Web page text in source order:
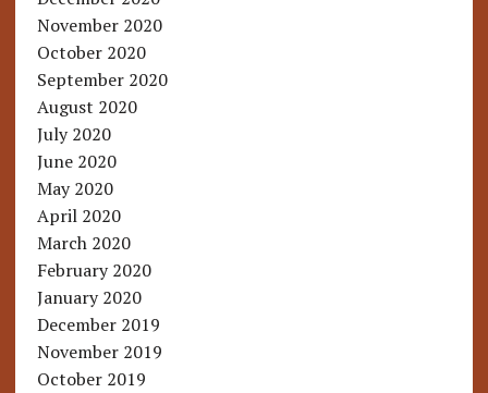
November 2020
October 2020
September 2020
August 2020
July 2020
June 2020
May 2020
April 2020
March 2020
February 2020
January 2020
December 2019
November 2019
October 2019